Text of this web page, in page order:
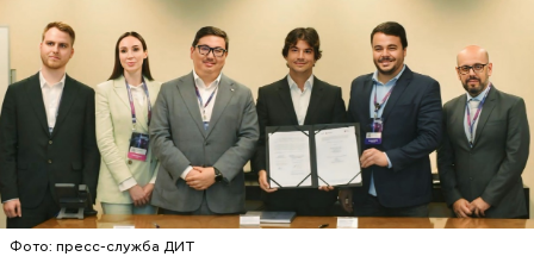
Фото: пресс-служба ДИТ
Здесь нет умных устройств. За небольшими
столами работают люди. Вокруг них аккуратно
лежат мелкие детали. Кажется, нужно быть
настоящим ювелиром, чтобы уметь работать с
конденсаторы и выходы для плат. Такой труд
идеально подходит интровертам, — улыбается
девушка.
Перестройка, 90-е и 2000-е: рейвы и
мировые рок-звезды
«Wind of Change». Концерт транслировался в 59
странах мира, по телевидению его суммарно
посмотрел один миллиард человек.